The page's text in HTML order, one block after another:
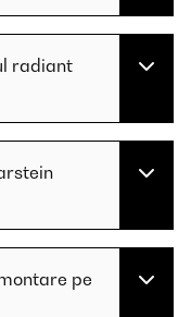
radiant
pe